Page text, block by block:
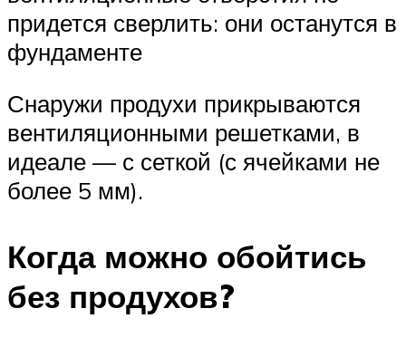
придется сверлить: они останутся в
фундаменте
Снаружи продухи прикрываются
вентиляционными решетками, в
идеале — с сеткой (с ячейками не
более 5 мм).
Когда можно обойтись
без продухов?